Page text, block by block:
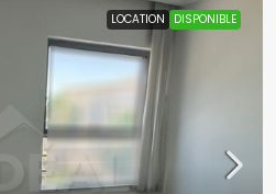
LOCATION DISPONIBLE